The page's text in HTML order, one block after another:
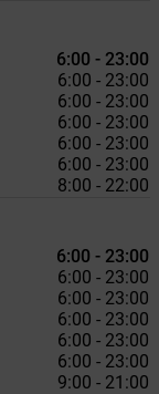
6:00 - 23:00
6:00 - 23:00
6:00 - 23:00
6:00 - 23:00
6:00 - 23:00
6:00 - 23:00
8:00 - 22:00
6:00 - 23:00
6:00 - 23:00
6:00 - 23:00
6:00 - 23:00
6:00 - 23:00
6:00 - 23:00
9:00 - 21:00